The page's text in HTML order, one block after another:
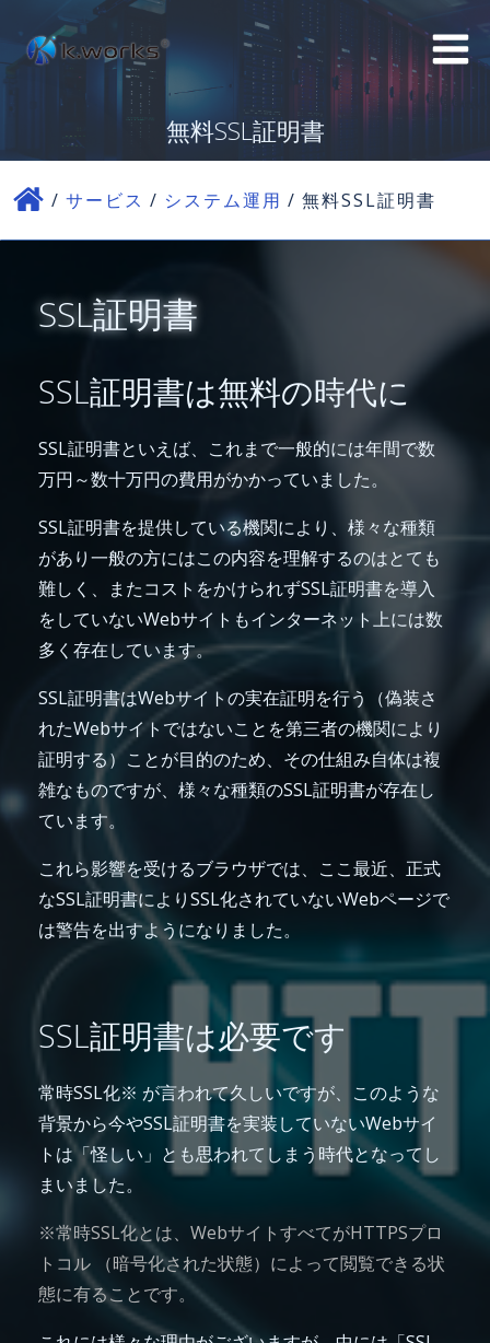
コ
ン
テ
ン
ツ
へ
ス
無料SSL証明書
サービス システム運用 無料SSL証明書
SSL証明書
SSL証明書は無料の時代に
SSL証明書といえば、これまで一般的には年間で数
万円～数十万円の費用がかかっていました。
SSL証明書を提供している機関により、様々な種類
があり一般の方にはこの内容を理解するのはとても
難しく、またコストをかけられずSSL証明書を導入
をしていないWebサイトもインターネット上には数
多く存在しています。
SSL証明書はWebサイトの実在証明を行う（偽装さ
れたWebサイトではないことを第三者の機関により
証明する）ことが目的のため、その仕組み自体は複
雑なものですが、様々な種類のSSL証明書が存在し
ています。
これら影響を受けるブラウザでは、ここ最近、正式
なSSL証明書によりSSL化されていないWebページで
は警告を出すようになりました。
SSL証明書は必要です
常時SSL化※ が言われて久しいですが、このような
背景から今やSSL証明書を実装していないWebサイ
トは「怪しい」とも思われてしまう時代となってし
まいました。
※常時SSL化とは、WebサイトすべてがHTTPSプロ
トコル （暗号化された状態）によって閲覧できる状
態に有ることです。